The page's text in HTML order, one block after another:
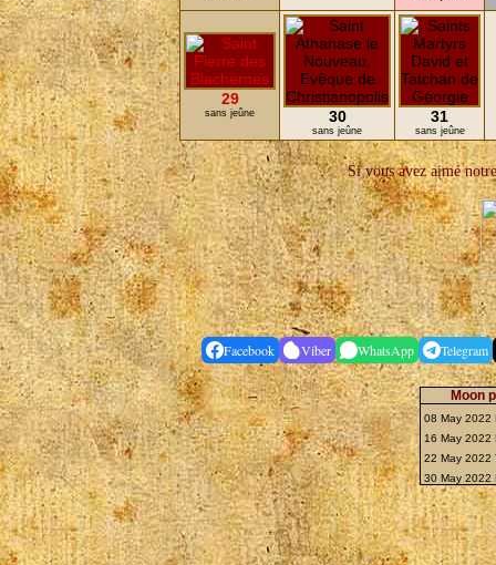
29
sans jeûne 30
sans jeûne
31
sans jeûne
Si vous avez aimé
Facebook Viber WhatsApp Telegram
Moon
08 May 2022
16 May 2022
22 May 2022
30 May 2022